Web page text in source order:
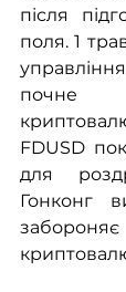
після
поля. 1
почне
FDUSD
для
Гонконг